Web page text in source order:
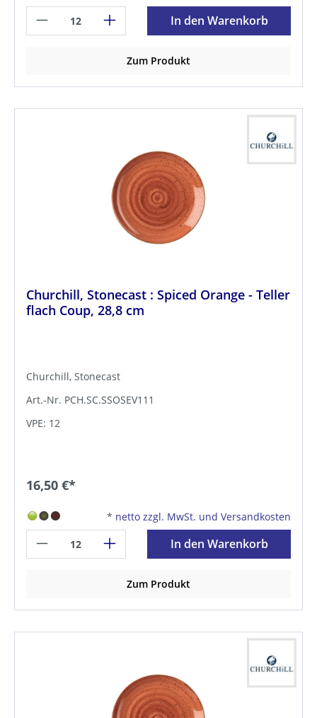
In den Warenkorb
Zum Produkt
Churchill, Stonecast : Spiced Orange - Teller
flach Coup, 28,8 cm
Churchill, Stonecast
Art.-Nr. PCH.SC.SSOSEV111
VPE: 12
16,50 €*
* netto zzgl. MwSt. und Versandkosten
In den Warenkorb
Zum Produkt